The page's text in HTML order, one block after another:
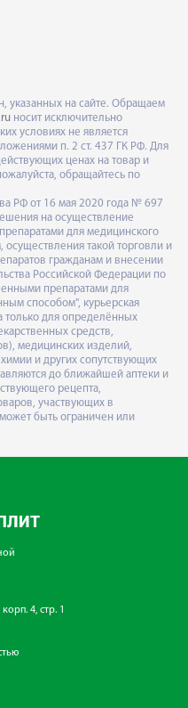
указанных на сайте. Обращаем
носит исключительно
условиях не является
п. 2 ст. 437 ГК РФ. Для
ценах на товар и
обращайтесь по
РФ от 16 мая 2020 года № 697
на осуществление
для медицинского
такой торговли и
гражданам и внесении
Российской Федерации по
препаратами для
способом", курьерская
только для определённых
средств,
медицинских изделий,
и других сопутствующих
до ближайшей аптеки и
рецепта,
участвующих в
быть ограничен или
4, стр. 1